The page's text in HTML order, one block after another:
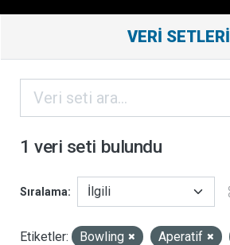
Sonuçları
ORGANIZASYONLAR
KATEGORILER
ETIKETLER
VERI SETLERI
1 veri seti bulundu
Sıralama
Etiketler: Bowling Aperatif